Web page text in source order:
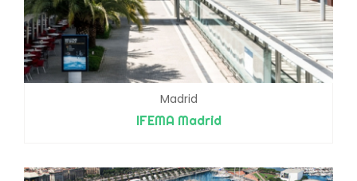
Madrid
IFEMA Madrid